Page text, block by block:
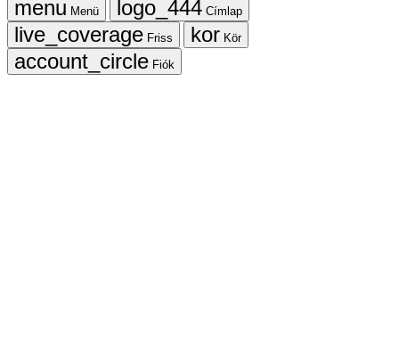
Menü
Címlap
Friss
Kör
Fiók